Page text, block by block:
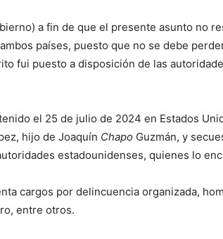
a fin de que el presente asunto no
países, puesto que no se debe
fui puesto a disposición de las
el 25 de julio de 2024 en Estados
hijo de Joaquín Chapo Guzmán, y
estadounidenses, quienes lo
cargos por delincuencia organizada,
entre otros.